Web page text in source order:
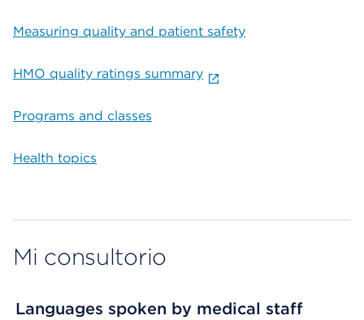
Measuring quality and patient safety
HMO quality ratings summary
Programs and classes
Health topics
Mi consultorio
Languages spoken by medical staff